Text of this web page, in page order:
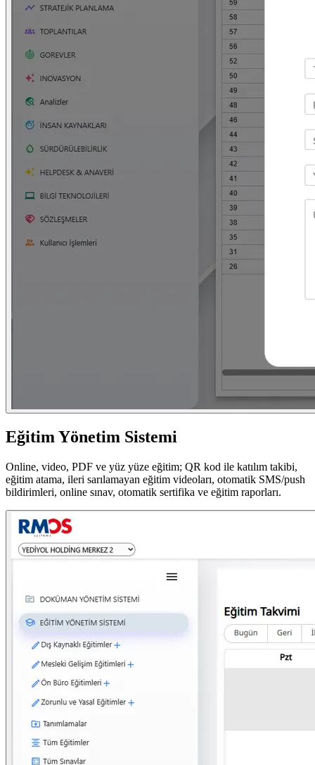
Eğitim Yönetim Sistemi
Online, video, PDF ve yüz yüze eğitim; QR kod ile katılım takibi,
eğitim atama, ileri sarılamayan eğitim videoları, otomatik SMS/push
bildirimleri, online sınav, otomatik sertifika ve eğitim raporları.